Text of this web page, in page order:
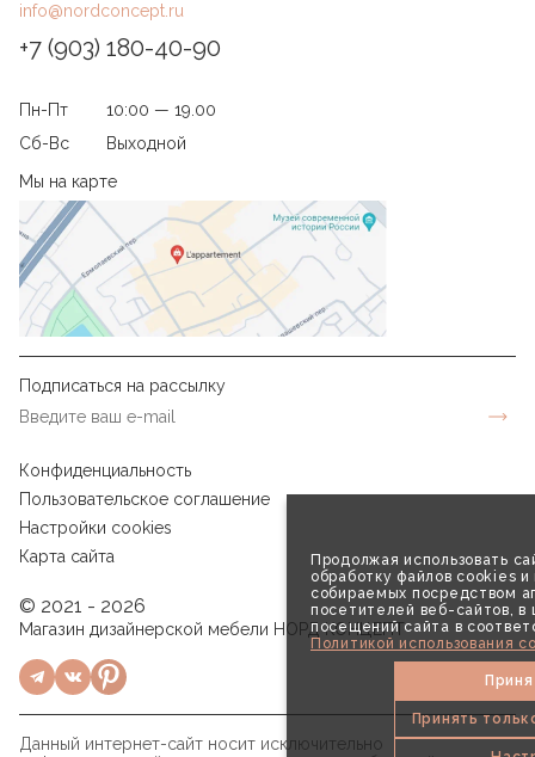
Продолжая использовать
обработку файлов cookies и
собираемых посредством
посетителей веб-сайтов, в
посещений сайта в
Политикой использования
Принять
info@nordconcept.ru
+7 (903) 180-40-90
Пн-Пт
10:00 — 19.00
Сб-Вс
Выходной
Мы на карте
Подписаться на рассылку
Конфиденциальность
Пользовательское соглашение
Настройки cookies
Карта сайта
© 2021 - 2026
Магазин дизайнерской мебели НОРД КОНЦЕПТ
Данный интернет-сайт носит исключительно